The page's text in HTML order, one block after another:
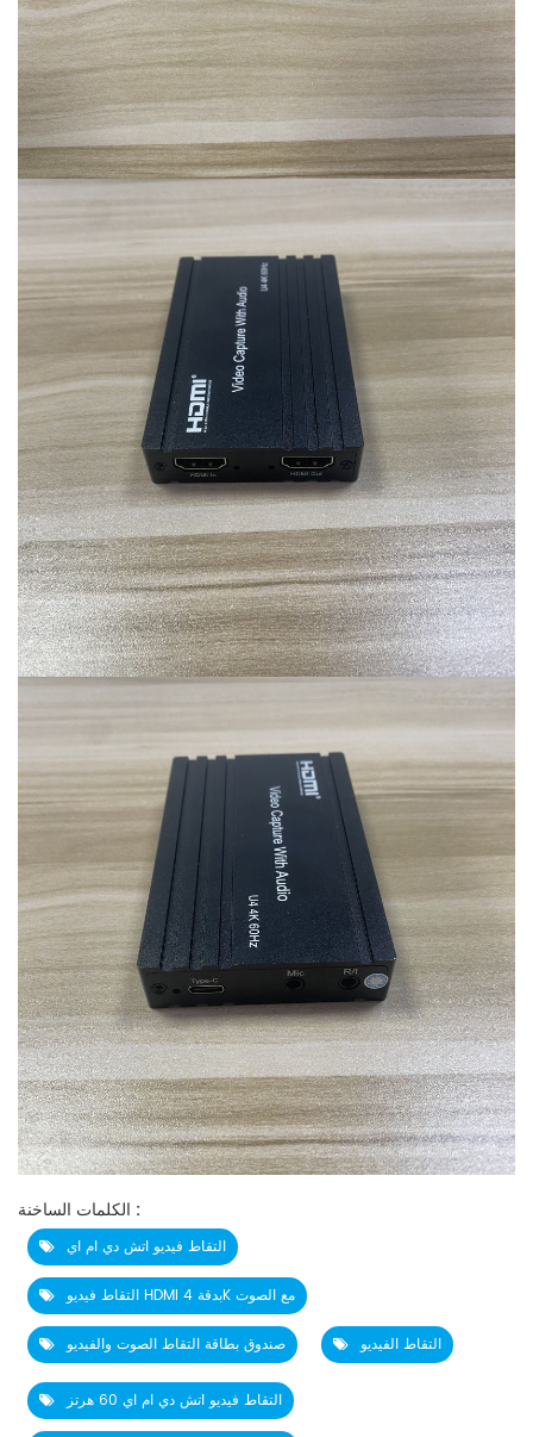
الكلمات الساخنة :
التقاط فيديو اتش دي ام اي
التقاط فيديو HDMI بدقة 4K مع الصوت
صندوق بطاقة التقاط الصوت والفيديو التقاط الفيديو
التقاط فيديو اتش دي ام اي 60 هرتز